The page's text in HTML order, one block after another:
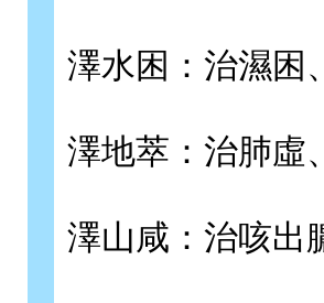
澤水困：治濕困
澤地萃：治肺虛
澤山咸：治咳出